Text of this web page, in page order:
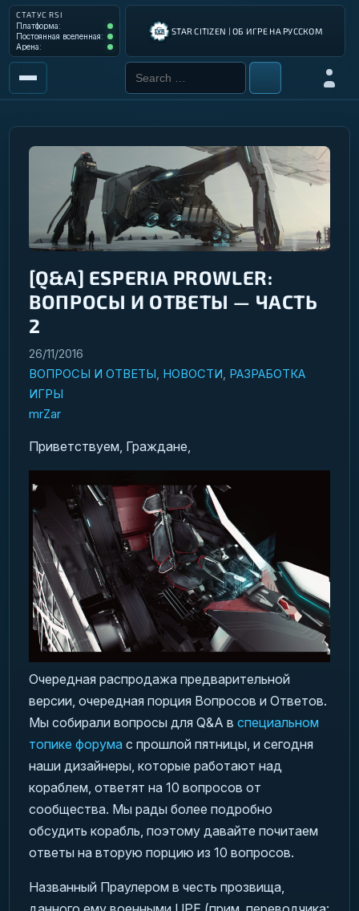
СТАТУС RSI
Платформа:
Платформа: Operational
Постоянная вселенная:
Постоянная вселенная: Operational
Арена:
Арена: Operational
STAR CITIZEN | ОБ ИГРЕ НА РУССКОМ
Search for:
Войти
ИНСТРУМЕНТЫ
РАЗРАБОТКА ИГРЫ
ИНСТРУКЦИИ ПИЛОТА
ГАЛАКТИЧЕСКИЙ ГИД
[Q&A] ESPERIA PROWLER:
ВОПРОСЫ И ОТВЕТЫ — ЧАСТЬ
2
26/11/2016
ВОПРОСЫ И ОТВЕТЫ НОВОСТИ РАЗРАБОТКА
ИГРЫ
mrZar
Приветствуем, Граждане,
Очередная распродажа предварительной
версии, очередная порция Вопросов и Ответов.
Мы собирали вопросы для Q&A вспециальном
топике форума с прошлой пятницы, и сегодня
наши дизайнеры, которые работают над
кораблем, ответят на 10 вопросов от
сообщества. Мы рады более подробно
обсудить корабль, поэтому давайте почитаем
ответы на вторую порцию из 10 вопросов.
Названный Праулером в честь прозвища,